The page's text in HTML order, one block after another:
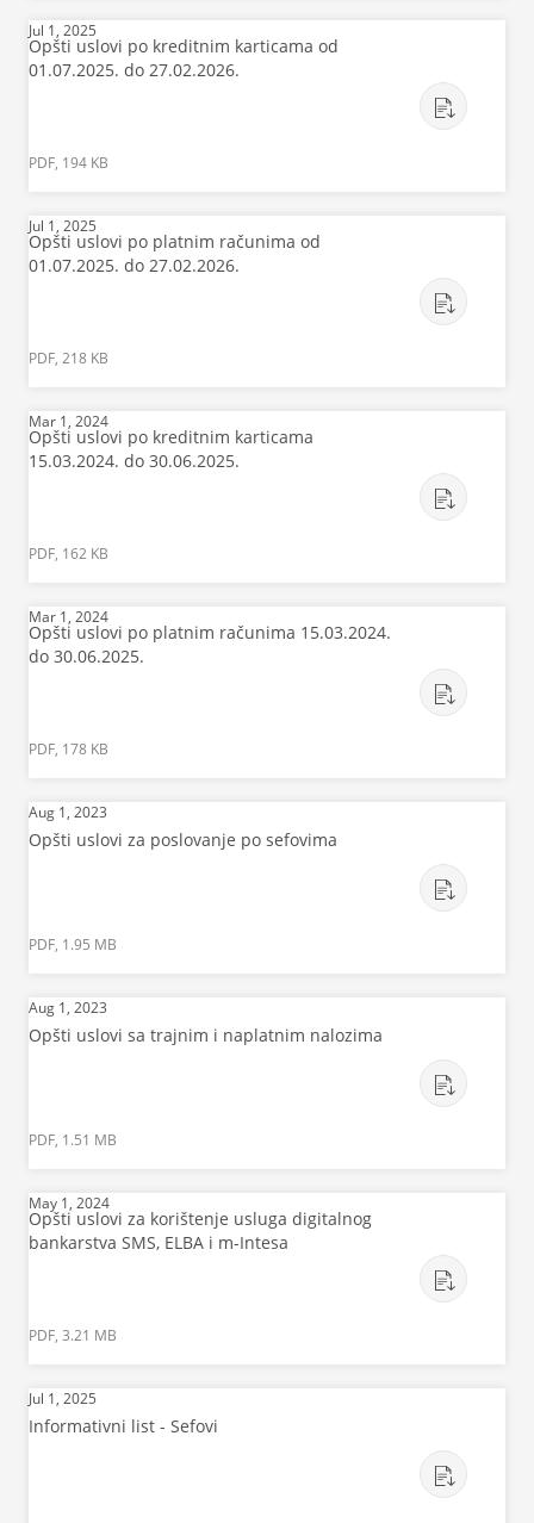
Jul 1, 2025
Opšti uslovi po kreditnim karticama od
01.07.2025. do 27.02.2026.
PDF, 194 KB
Jul 1, 2025
Opšti uslovi po platnim računima od
01.07.2025. do 27.02.2026.
PDF, 218 KB
Mar 1, 2024
Opšti uslovi po kreditnim karticama
15.03.2024. do 30.06.2025.
PDF, 162 KB
Mar 1, 2024
Opšti uslovi po platnim računima 15.03.2024.
do 30.06.2025.
PDF, 178 KB
Aug 1, 2023
Opšti uslovi za poslovanje po sefovima
PDF, 1.95 MB
Aug 1, 2023
Opšti uslovi sa trajnim i naplatnim nalozima
PDF, 1.51 MB
May 1, 2024
Opšti uslovi za korištenje usluga digitalnog
bankarstva SMS, ELBA i m-Intesa
PDF, 3.21 MB
Jul 1, 2025
Informativni list - Sefovi